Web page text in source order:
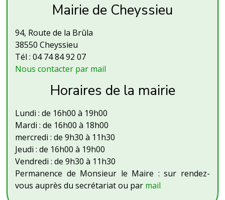
Mairie de Cheyssieu
94, Route de la Brûla
38550 Cheyssieu
Tél : 04 74 84 92 07
Nous contacter par mail
Horaires de la mairie
Lundi : de 16h00 à 19h00
Mardi : de 16h00 à 18h00
mercredi : de 9h30 à 11h30
Jeudi : de 16h00 à 19h00
Vendredi : de 9h30 à 11h30
Permanence de Monsieur le Maire : sur rendez-
vous auprès du secrétariat ou par mail